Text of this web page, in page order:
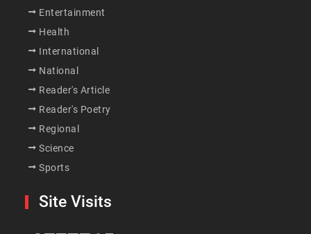
Entertainment
Health
International
National
Reader's Article
Reader's Poetry
Regional
Science
Sports
Site Visits